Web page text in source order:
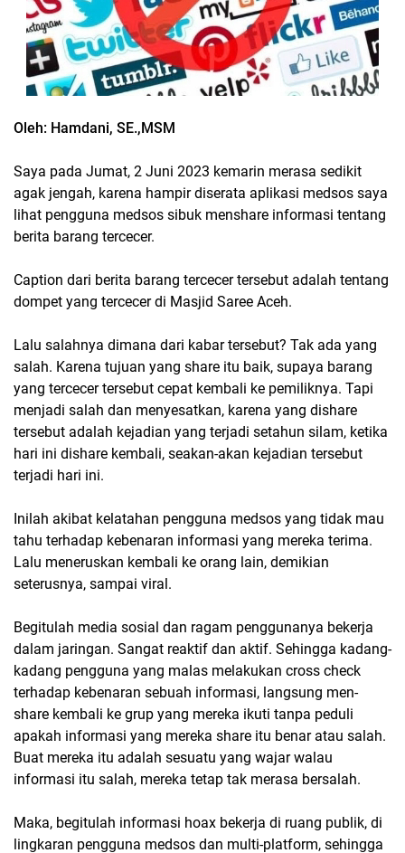
Oleh: Hamdani, SE.,MSM
Saya pada Jumat, 2 Juni 2023 kemarin merasa sedikit
agak jengah, karena hampir diserata aplikasi medsos saya
lihat pengguna medsos sibuk menshare informasi tentang
berita barang tercecer.
Caption dari berita barang tercecer tersebut adalah tentang
dompet yang tercecer di Masjid Saree Aceh.
Lalu salahnya dimana dari kabar tersebut? Tak ada yang
salah. Karena tujuan yang share itu baik, supaya barang
yang tercecer tersebut cepat kembali ke pemiliknya. Tapi
menjadi salah dan menyesatkan, karena yang dishare
tersebut adalah kejadian yang terjadi setahun silam, ketika
hari ini dishare kembali, seakan-akan kejadian tersebut
terjadi hari ini.
Inilah akibat kelatahan pengguna medsos yang tidak mau
tahu terhadap kebenaran informasi yang mereka terima.
Lalu meneruskan kembali ke orang lain, demikian
seterusnya, sampai viral.
Begitulah media sosial dan ragam penggunanya bekerja
dalam jaringan. Sangat reaktif dan aktif. Sehingga kadang-
kadang pengguna yang malas melakukan cross check
terhadap kebenaran sebuah informasi, langsung men-
share kembali ke grup yang mereka ikuti tanpa peduli
apakah informasi yang mereka share itu benar atau salah.
Buat mereka itu adalah sesuatu yang wajar walau
informasi itu salah, mereka tetap tak merasa bersalah.
Maka, begitulah informasi hoax bekerja di ruang publik, di
lingkaran pengguna medsos dan multi-platform, sehingga